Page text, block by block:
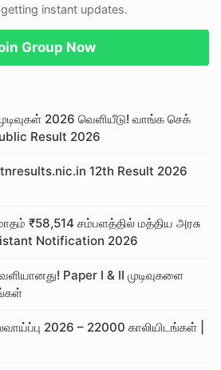
instant updates.
Group Now
2026 வெளியீடு! வாங்க செக்
Result 2026
12th Result 2026
மாதம் ₹58,514 சம்பளத்தில் மத்திய அரசு
Notification 2026
Paper I & II முடிவுகளை
2026 – 22000 காலியிடங்கள் |